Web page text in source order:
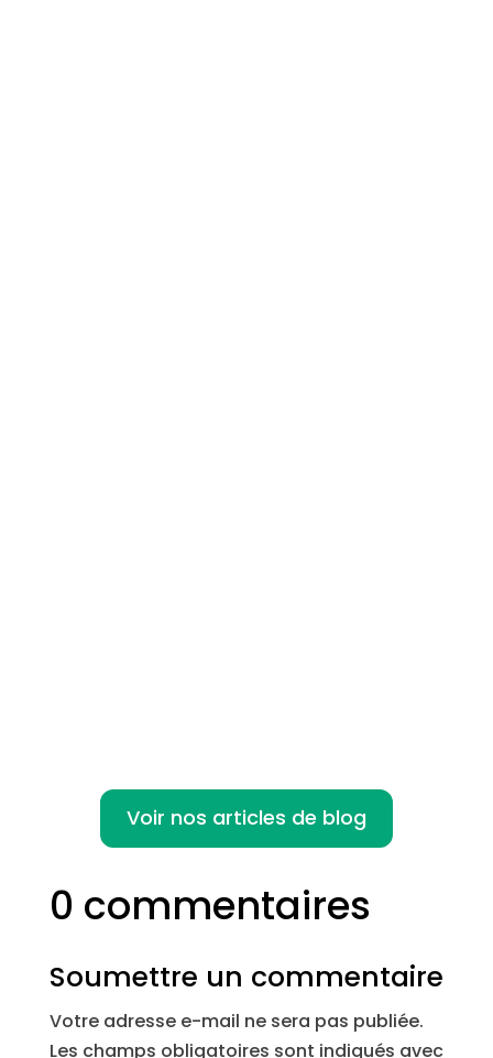
Voir nos articles de blog
0 commentaires
Soumettre un commentaire
Votre adresse e-mail ne sera pas publiée.
Les champs obligatoires sont indiqués avec